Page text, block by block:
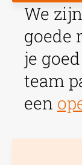
We
goede
je
team
een